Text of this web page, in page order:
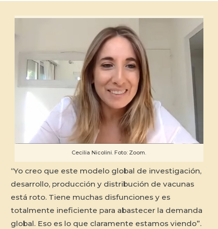
Cecilia Nicolini. Foto: Zoom.
“Yo creo que este modelo global de investigación,
desarrollo, producción y distribución de vacunas
está roto. Tiene muchas disfunciones y es
totalmente ineficiente para abastecer la demanda
global. Eso es lo que claramente estamos viendo”.